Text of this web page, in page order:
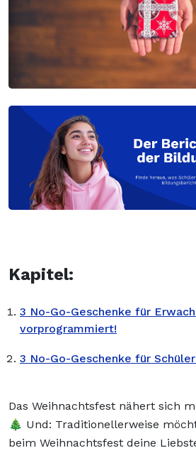
Kapitel:
3 No-Go-Geschenke für
vorprogrammiert!
3 No-Go-Geschenke für
Das Weihnachtsfest nähert sich
🎄 Und: Traditionellerweise
beim Weihnachtsfest deine